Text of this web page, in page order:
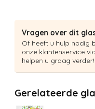
Vragen over dit
Of heeft u hulp nodig
onze klantenservice via
helpen u graag verder!
Gerelateerde